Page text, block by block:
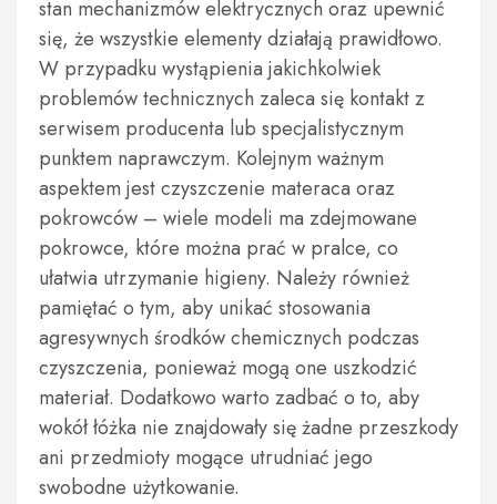
stan mechanizmów elektrycznych oraz upewnić
się, że wszystkie elementy działają prawidłowo.
W przypadku wystąpienia jakichkolwiek
problemów technicznych zaleca się kontakt z
serwisem producenta lub specjalistycznym
punktem naprawczym. Kolejnym ważnym
aspektem jest czyszczenie materaca oraz
pokrowców – wiele modeli ma zdejmowane
pokrowce, które można prać w pralce, co
ułatwia utrzymanie higieny. Należy również
pamiętać o tym, aby unikać stosowania
agresywnych środków chemicznych podczas
czyszczenia, ponieważ mogą one uszkodzić
materiał. Dodatkowo warto zadbać o to, aby
wokół łóżka nie znajdowały się żadne przeszkody
ani przedmioty mogące utrudniać jego
swobodne użytkowanie.